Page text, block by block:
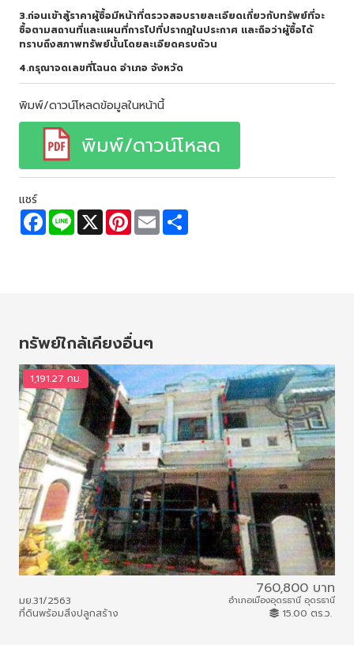
3.ก่อนเข้าสู้ราคาผู้ซื้อมีหน้าที่ตรวจสอบรายละเอียดเกี่ยวกับทรัพย์ที่จะ
ซื้อตามสถานที่และแผนที่การไปที่ปรากฎในประกาศ และถือว่าผู้ซื้อได้
ทราบถึงสภาพทรัพย์นั้นโดยละเอียดครบถ้วน
4.กรุณาจดเลขที่โฉนด อำเภอ จังหวัด
พิมพ์/ดาวน์โหลดข้อมูลในหน้านี้
พิมพ์/ดาวน์โหลด
แชร์
F
a
c
L
n
X P
n
E
m
a
ทรัพย์ใกล้เคียงอื่นๆ
1,191.27 กม.
760,800 บาท
มย.31/2563
ที่ดินพร้อมสิ่งปลูกสร้าง
อำเภอเมืองอุดรธานี อุดรธานี
15.00 ตร.ว.